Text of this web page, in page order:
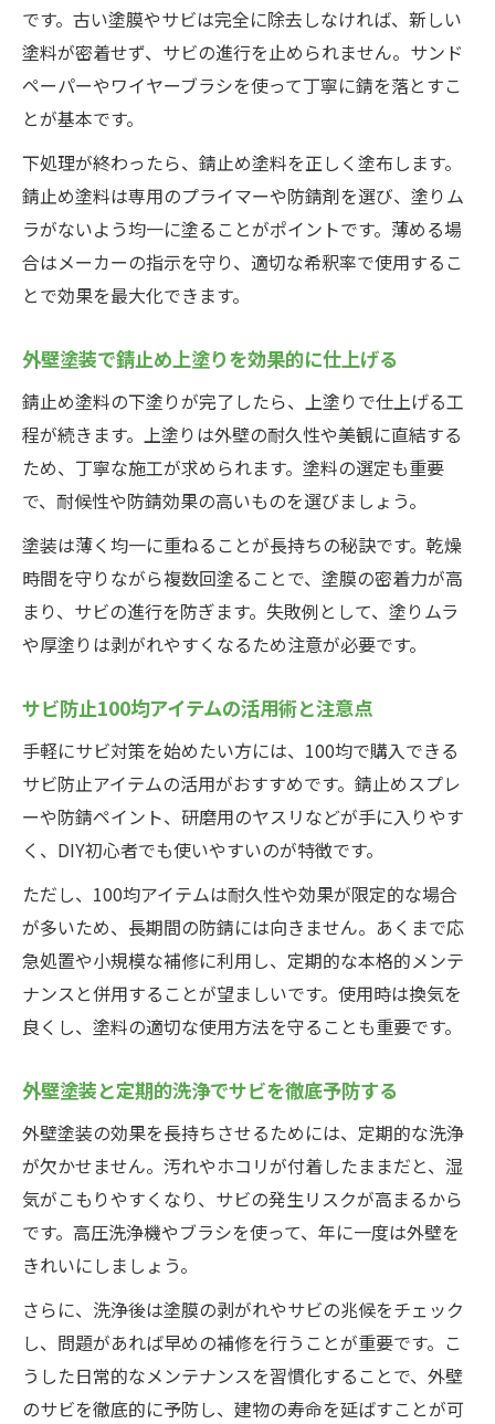
です。古い塗膜やサビは完全に除去しなければ、新しい
塗料が密着せず、サビの進行を止められません。サンド
ペーパーやワイヤーブラシを使って丁寧に錆を落とすこ
とが基本です。
下処理が終わったら、錆止め塗料を正しく塗布します。
錆止め塗料は専用のプライマーや防錆剤を選び、塗りム
ラがないよう均一に塗ることがポイントです。薄める場
合はメーカーの指示を守り、適切な希釈率で使用するこ
とで効果を最大化できます。
外壁塗装で錆止め上塗りを効果的に仕上げる
錆止め塗料の下塗りが完了したら、上塗りで仕上げる工
程が続きます。上塗りは外壁の耐久性や美観に直結する
ため、丁寧な施工が求められます。塗料の選定も重要
で、耐候性や防錆効果の高いものを選びましょう。
塗装は薄く均一に重ねることが長持ちの秘訣です。乾燥
時間を守りながら複数回塗ることで、塗膜の密着力が高
まり、サビの進行を防ぎます。失敗例として、塗りムラ
や厚塗りは剥がれやすくなるため注意が必要です。
サビ防止100均アイテムの活用術と注意点
手軽にサビ対策を始めたい方には、100均で購入できる
サビ防止アイテムの活用がおすすめです。錆止めスプレ
ーや防錆ペイント、研磨用のヤスリなどが手に入りやす
く、DIY初心者でも使いやすいのが特徴です。
ただし、100均アイテムは耐久性や効果が限定的な場合
が多いため、長期間の防錆には向きません。あくまで応
急処置や小規模な補修に利用し、定期的な本格的メンテ
ナンスと併用することが望ましいです。使用時は換気を
良くし、塗料の適切な使用方法を守ることも重要です。
外壁塗装と定期的洗浄でサビを徹底予防する
外壁塗装の効果を長持ちさせるためには、定期的な洗浄
が欠かせません。汚れやホコリが付着したままだと、湿
気がこもりやすくなり、サビの発生リスクが高まるから
です。高圧洗浄機やブラシを使って、年に一度は外壁を
きれいにしましょう。
さらに、洗浄後は塗膜の剥がれやサビの兆候をチェック
し、問題があれば早めの補修を行うことが重要です。こ
うした日常的なメンテナンスを習慣化することで、外壁
のサビを徹底的に予防し、建物の寿命を延ばすことが可